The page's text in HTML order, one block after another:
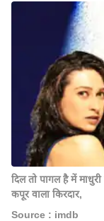
दिल तो पागल है में
कपूर वाला किरदार,
Source : imdb